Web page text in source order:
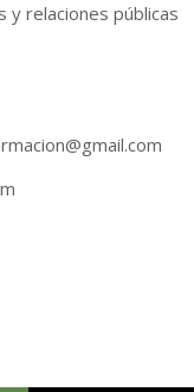
y relaciones públicas